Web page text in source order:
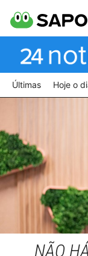
Últimas Hoje o
NÃO